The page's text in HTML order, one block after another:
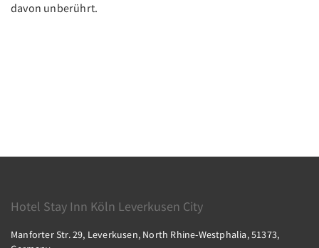
davon unberührt.
Hotel Stay Inn Köln Leverkusen City
Manforter Str. 29, Leverkusen, North Rhine-Westphalia, 51373,